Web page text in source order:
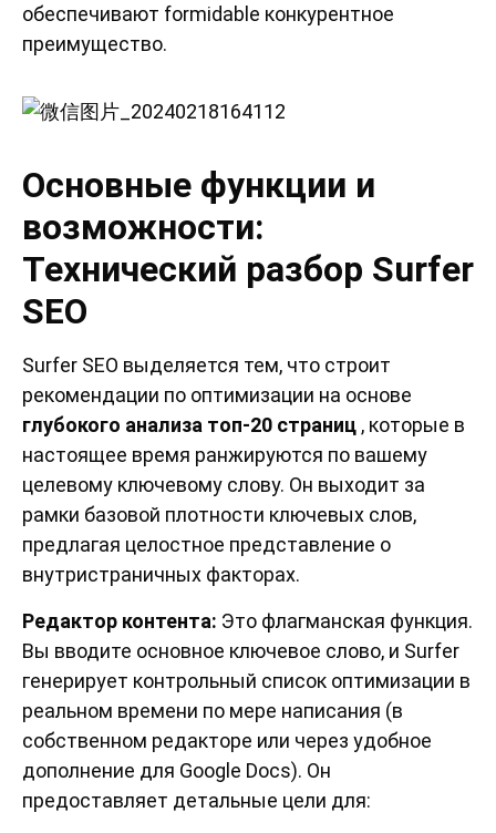
обеспечивают formidable конкурентное
преимущество.
Основные функции и
возможности:
Технический разбор Surfer
SEO
Surfer SEO выделяется тем, что строит
рекомендации по оптимизации на основе
глубокого анализа топ-20 страниц , которые в
настоящее время ранжируются по вашему
целевому ключевому слову. Он выходит за
рамки базовой плотности ключевых слов,
предлагая целостное представление о
внутристраничных факторах.
Редактор контента: Это флагманская функция.
Вы вводите основное ключевое слово, и Surfer
генерирует контрольный список оптимизации в
реальном времени по мере написания (в
собственном редакторе или через удобное
дополнение для Google Docs). Он
предоставляет детальные цели для: